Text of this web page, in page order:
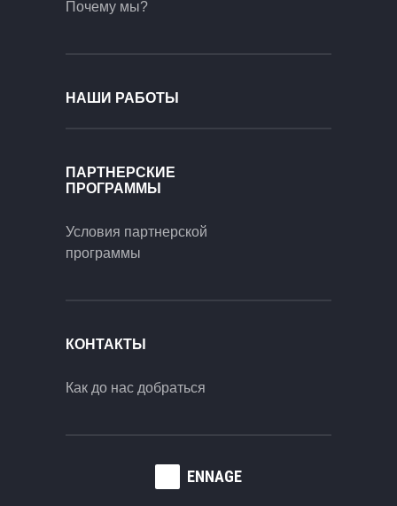
Почему мы?
НАШИ РАБОТЫ
ПАРТНЕРСКИЕ
ПРОГРАММЫ
Условия партнерской
программы
КОНТАКТЫ
Как до нас добраться
ENNAGE